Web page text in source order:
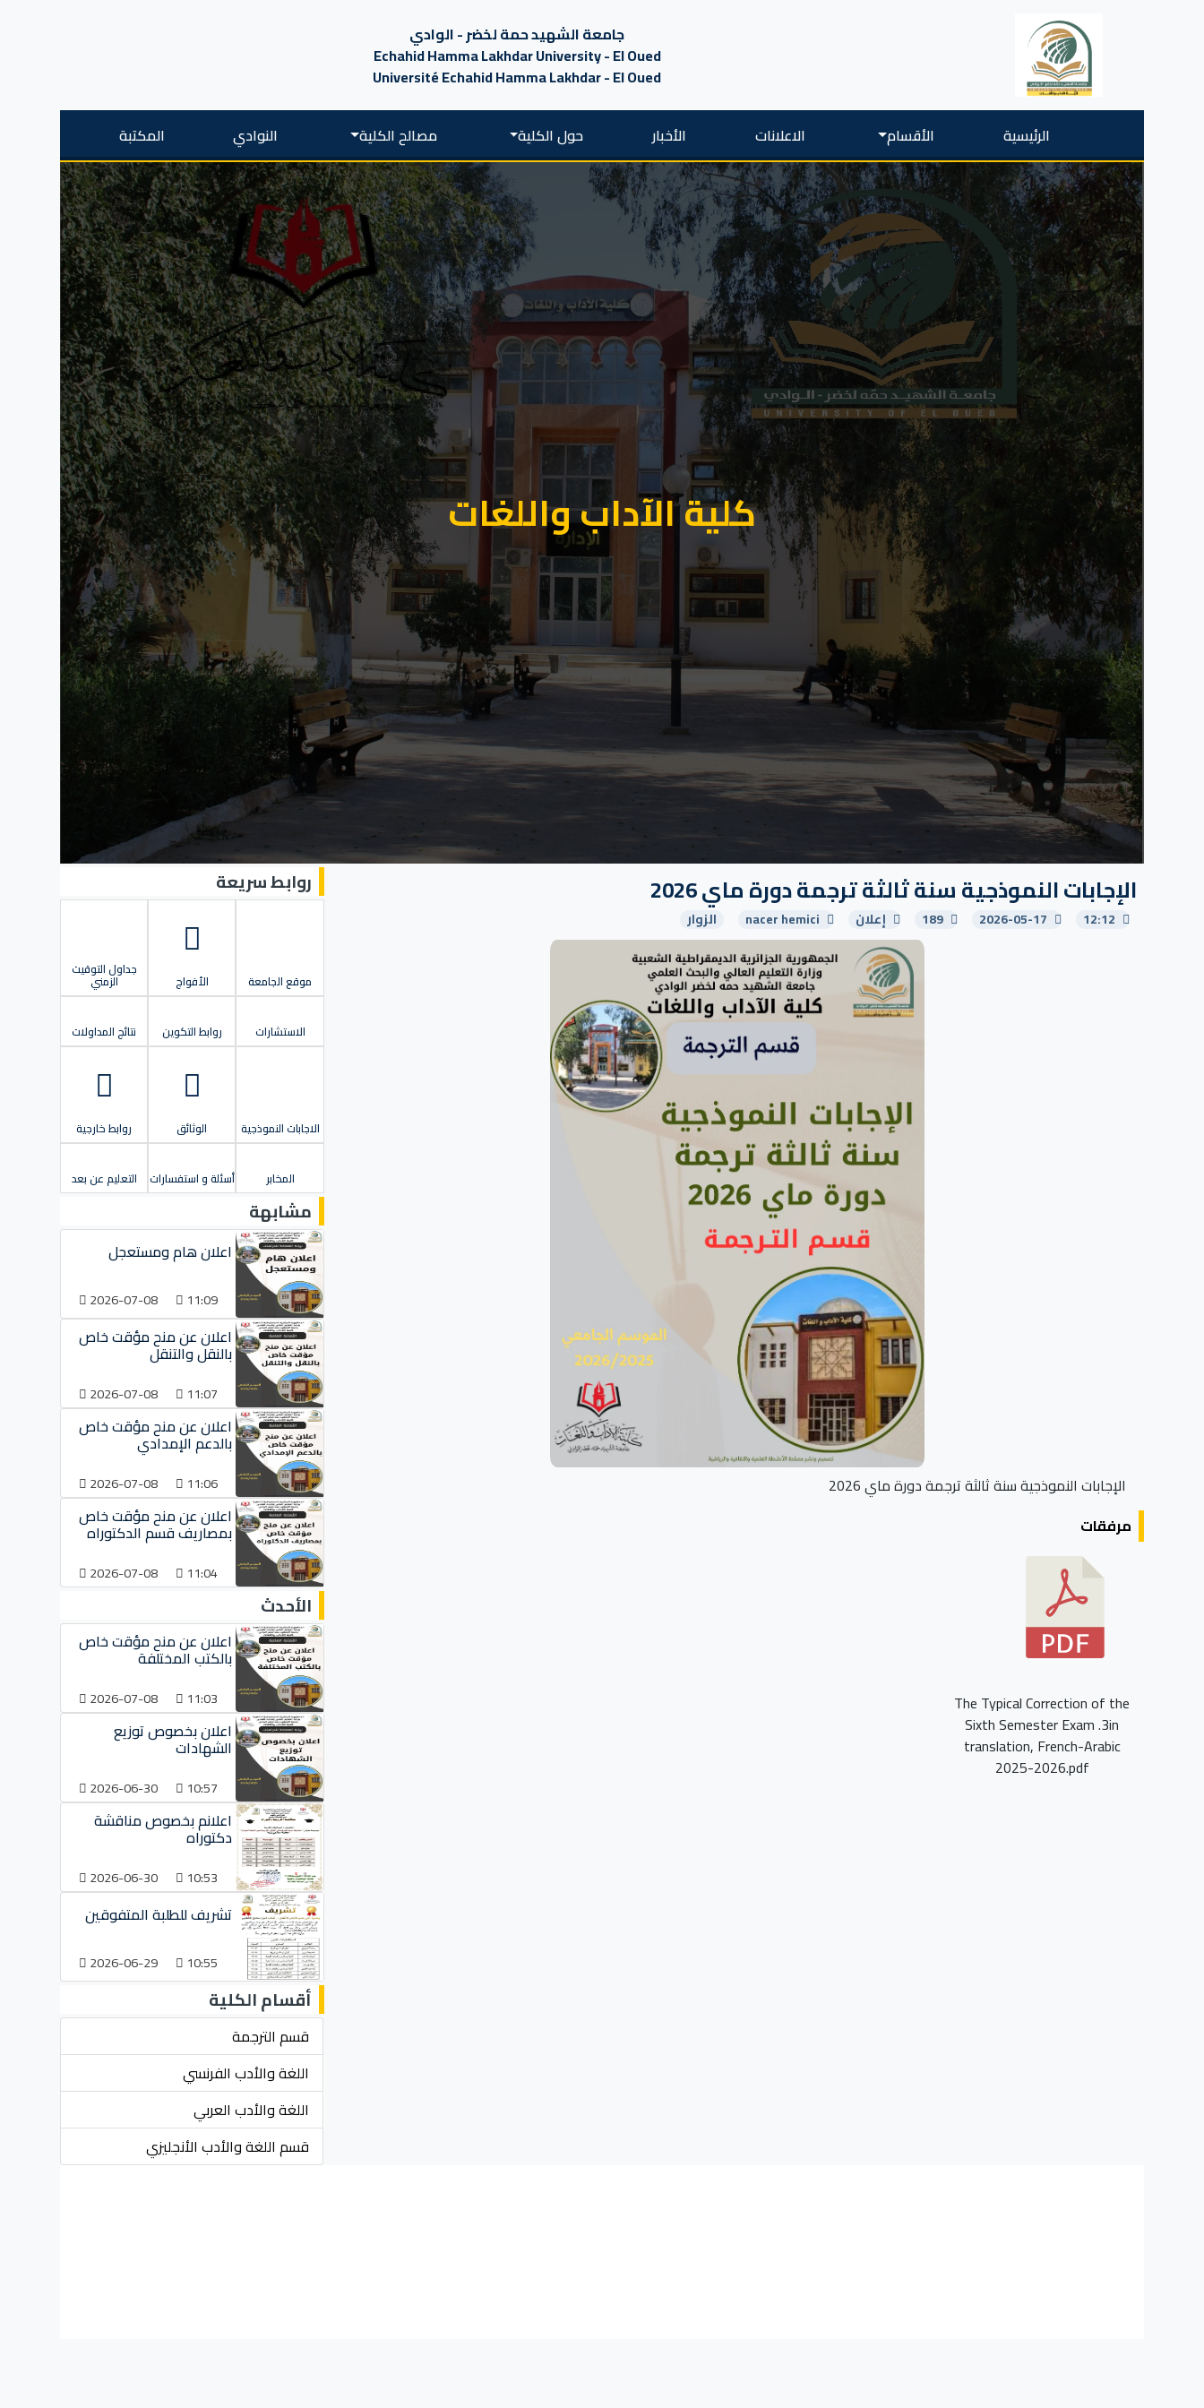
جامعة الشهيد حمة لخضر - الوادي
Echahid Hamma Lakhdar University - El Oued
Université Echahid Hamma Lakhdar - El Oued
الرئيسية الأقسام الاعلانات الأخبار حول الكلية مصالح الكلية النوادي المكتبة
كلية الآداب واللغات
الإجابات النموذجية سنة ثالثة ترجمة دورة ماي 2026
12:12
2026-05-17
189 إعلان nacer hemici الزوار
الإجابات النموذجية سنة ثالثة ترجمة دورة ماي 2026
مرفقات
The Typical Correction of the
Sixth Semester Exam .3in
translation, French-Arabic
2025-2026.pdf
روابط سريعة
موقع الجامعة الأفواج
جداول التوقيت
الزمني
الاستشارات روابط التكوين نتائج المداولات
الاجابات النموذجية الوثائق روابط خارجية
المخابر أسئلة و استفسارات التعليم عن بعد
مشابهة
اعلان هام ومستعجل
11:09
2026-07-08
اعلان عن منح مؤقت خاص
بالنقل والتنقل
11:07
2026-07-08
اعلان عن منح مؤقت خاص
بالدعم الإمدادي
11:06
2026-07-08
اعلان عن منح مؤقت خاص
بمصاريف قسم الدكتوراه
11:04
2026-07-08
الأحدث
اعلان عن منح مؤقت خاص
بالكتب المختلفة
11:03
2026-07-08
اعلان بخصوص توزيع
الشهادات
10:57
2026-06-30
اعلانم بخصوص مناقشة
دكتوراه
10:53
2026-06-30
تشريف للطلبة المتفوقين
10:55
2026-06-29
أقسام الكلية
قسم الترجمة
اللغة والأدب الفرنسي
اللغة والأدب العربي
قسم اللغة والأدب الأنجليزي